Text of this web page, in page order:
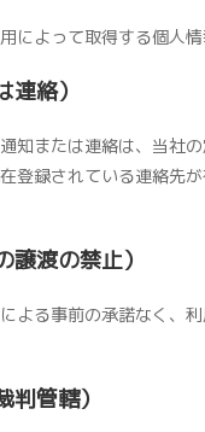
によって取得する個人
絡）
知または連絡は、当社
登録されている連絡先
渡の禁止）
よる事前の承諾なく、
管轄）